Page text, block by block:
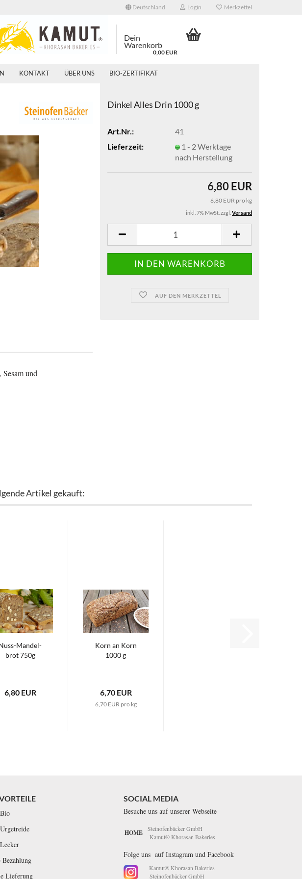
Deutschland Login Merkzettel
Dein
Warenkorb
0,00 EUR
KONTAKT ÜBER UNS BIO-ZERTIFIKAT
Din­kel Alles Drin 1000 g
Art.Nr.:
41
Lieferzeit:
1 - 2 Werktage
nach Herstellung
6,80 EUR
6,80 EUR pro kg
inkl. 7% MwSt. zzgl. Versand
AUF DEN MERKZETTEL
und
Artikel gekauft:
​Man­del­
brot 750g
6,80 EUR
Korn an Korn
1000 g
6,70 EUR
6,70 EUR pro kg
Bezahlung
Lieferung
SOCIAL MEDIA
Besuche uns auf unserer Webseite
HOME
Steinofenbäcker GmbH
Kamut® Khorasan Bakeries
Folge uns auf Instagram und Facebook
Kamut® Khorasan Bakeries
Steinofenbäcker GmbH